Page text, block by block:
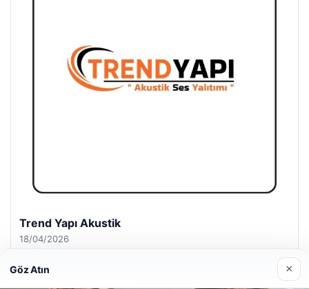
A Life Ankara Hastanesi
27/03/2026
Göz Atın ×